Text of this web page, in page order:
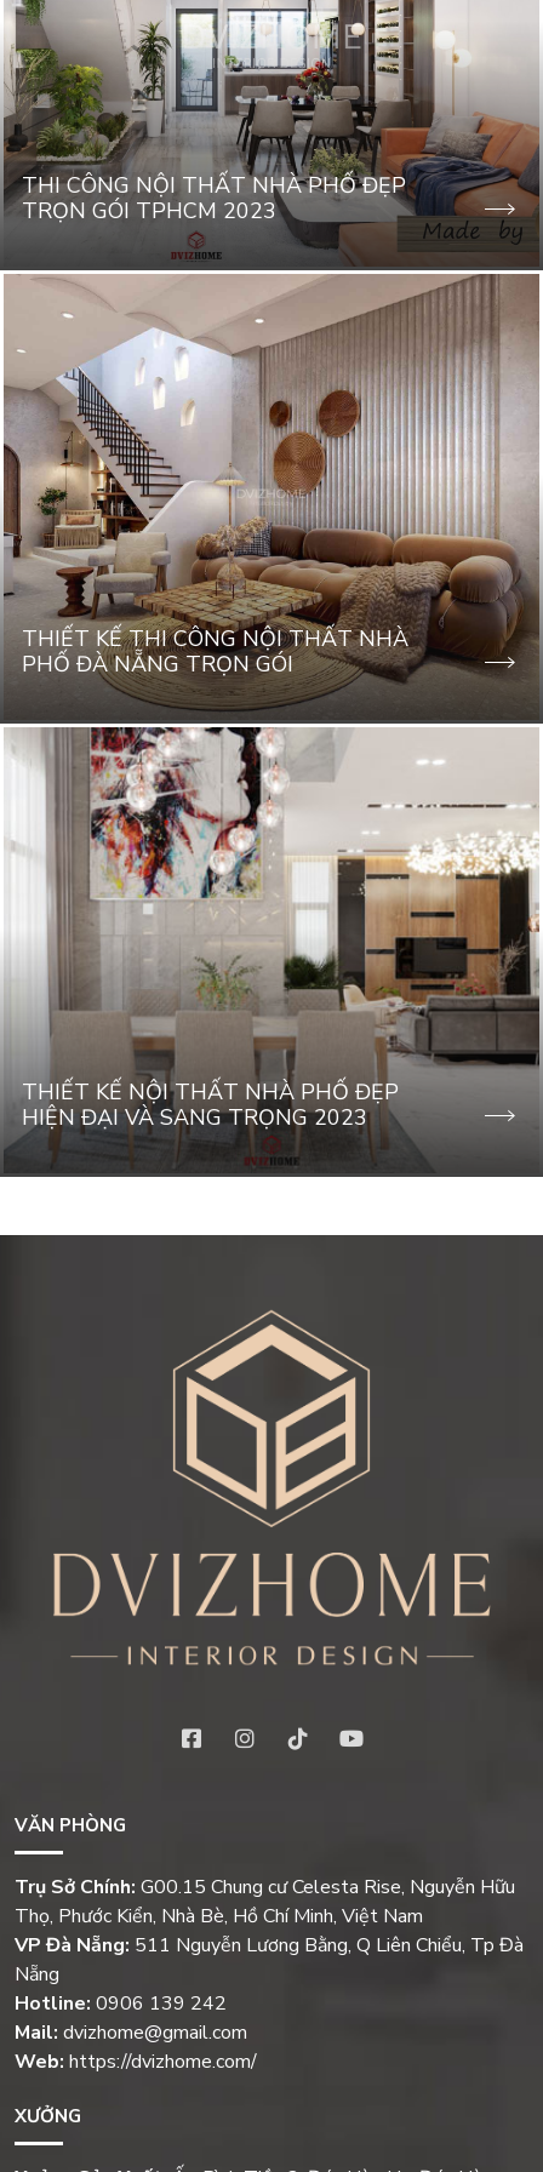
THI CÔNG NỘI THẤT NHÀ PHỐ ĐẸP
TRỌN GÓI TPHCM 2023
THIẾT KẾ THI CÔNG NỘI THẤT NHÀ
PHỐ ĐÀ NẴNG TRỌN GÓI
THIẾT KẾ NỘI THẤT NHÀ PHỐ ĐẸP
HIỆN ĐẠI VÀ SANG TRỌNG 2023
VĂN PHÒNG
Trụ Sở Chính: G00.15 Chung cư Celesta Rise, Nguyễn Hữu
Thọ, Phước Kiển, Nhà Bè, Hồ Chí Minh, Việt Nam
VP Đà Nẵng: 511 Nguyễn Lương Bằng, Q Liên Chiểu, Tp Đà
Nẵng
Hotline: 0906 139 242
Mail: dvizhome@gmail.com
Web: https://dvizhome.com/
XƯỞNG